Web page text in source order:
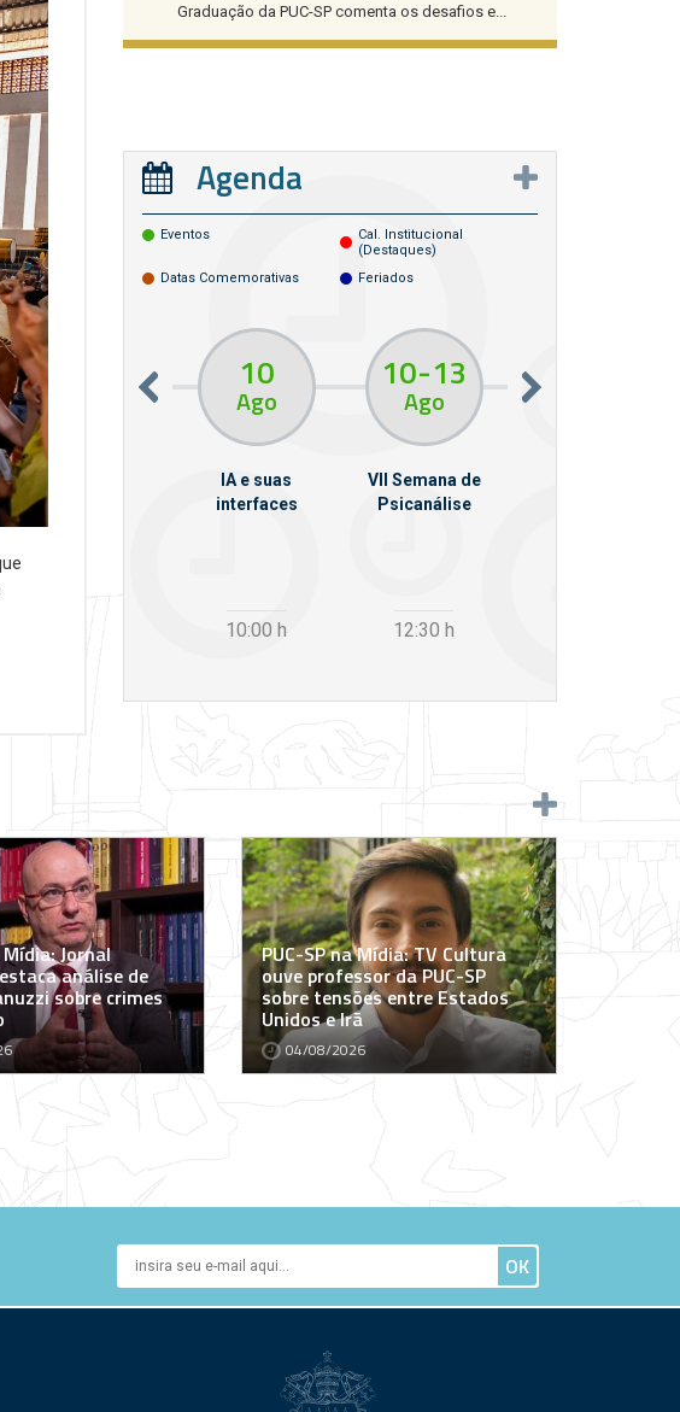
Graduação da PUC-SP comenta os desafios e...
Agenda
Eventos
Cal. Institucional
(destaques)
Datas Comemorativas
Feriados
A alienação em
Marx por Marcello
10
Ago
IA e suas
interfaces
10:00 h
10 13
Ago
VII Semana de
Psicanálise
12:30 h
Mídia: Jornal
análise de
sobre crimes
PUC-SP na Mídia: TV Cultura
ouve professor da PUC-SP
sobre tensões entre Estados
Unidos e Irã
04/08/2026